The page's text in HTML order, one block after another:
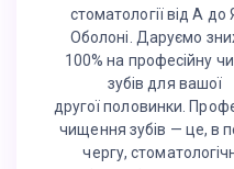
стоматології від А до
Оболоні. Даруємо
100% на професійну
зубів для вашої
другої половинки.
чищення зубів — це, в
чергу,